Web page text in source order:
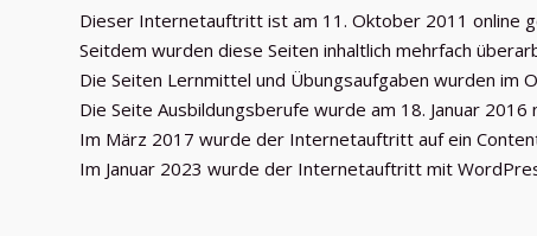
Dieser Internetauftritt ist am 11. Oktober 2011 online
Seitdem wurden diese Seiten inhaltlich mehrfach
Die Seiten Lernmittel und Übungsaufgaben wurden
Die Seite Ausbildungsberufe wurde am 18. Januar 2016
Im März 2017 wurde der Internetauftritt auf ein
Im Januar 2023 wurde der Internetauftritt mit